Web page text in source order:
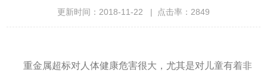
更新时间：2018-11-22 | 点击率：2849
重金属超标对人体健康危害很大，尤其是对儿童有着非